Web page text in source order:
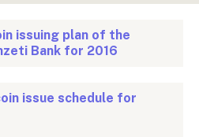
issuing plan of the
Bank for 2016
issue schedule for